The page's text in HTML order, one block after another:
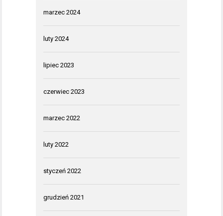
marzec 2024
luty 2024
lipiec 2023
czerwiec 2023
marzec 2022
luty 2022
styczeń 2022
grudzień 2021